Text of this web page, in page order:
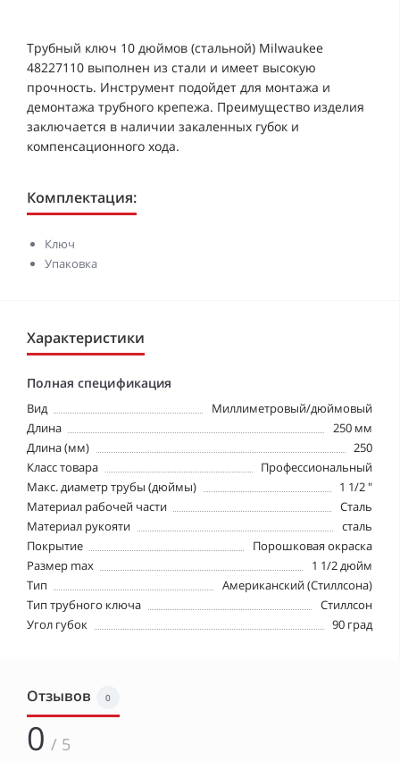
Трубный ключ 10 дюймов (стальной) Milwaukee
48227110 выполнен из стали и имеет высокую
прочность. Инструмент подойдет для монтажа и
демонтажа трубного крепежа. Преимущество изделия
заключается в наличии закаленных губок и
компенсационного хода.
Комплектация:
Ключ
Упаковка
Характеристики
Полная спецификация
Вид
Миллиметровый/дюймовый
Длина
250 мм
Длина (мм)
250
Класс товара
Профессиональный
Макс. диаметр трубы (дюймы)
1 1/2 "
Материал рабочей части
Сталь
Материал рукояти
сталь
Покрытие
Порошковая окраска
Размер max
1 1/2 дюйм
Тип
Американский (Стиллсона)
Тип трубного ключа
Стиллсон
Угол губок
90 град
Отзывов 0
0 / 5